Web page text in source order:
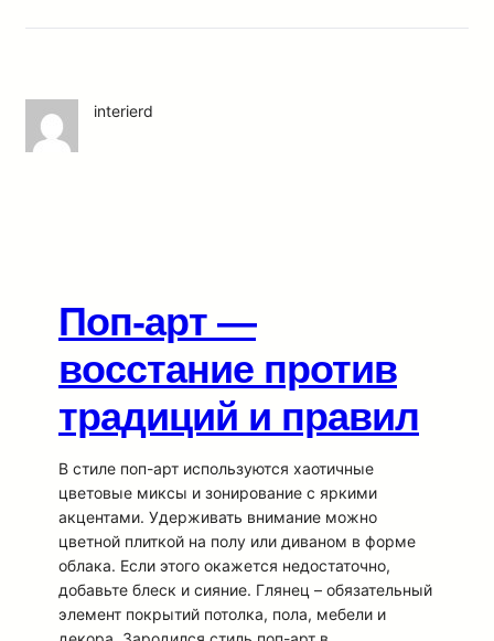
interierd
Поп-арт —
восстание против
традиций и правил
В стиле поп-арт используются хаотичные
цветовые миксы и зонирование с яркими
акцентами. Удерживать внимание можно
цветной плиткой на полу или диваном в форме
облака. Если этого окажется недостаточно,
добавьте блеск и сияние. Глянец – обязательный
элемент покрытий потолка, пола, мебели и